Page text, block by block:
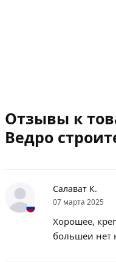
Отзывы к
Ведро
Салават К.
07 марта 2025
Хорошее,
большеи нет